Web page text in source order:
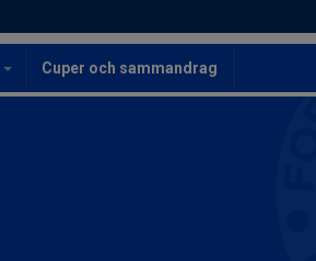
Cuper och sammandrag